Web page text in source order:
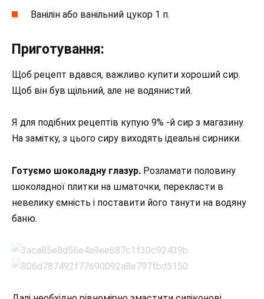
Ванілін або ванільний цукор 1 п.
Приготування:
Щоб рецепт вдався, важливо купити хороший сир.
Щоб він був щільний, але не водянистий.
Я для подібних рецептів купую 9% -й сир з магазину.
На замітку, з цього сиру виходять ідеальні сирники.
Готуємо шоколадну глазур. Розламати половину
шоколадної плитки на шматочки, перекласти в
невелику ємність і поставити його танути на водяну
баню.